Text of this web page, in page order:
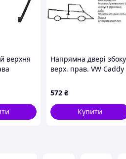
верхня
Напрямна двері збоку
верх. прав. VW Caddy
FT95845
572 ₴
Купити